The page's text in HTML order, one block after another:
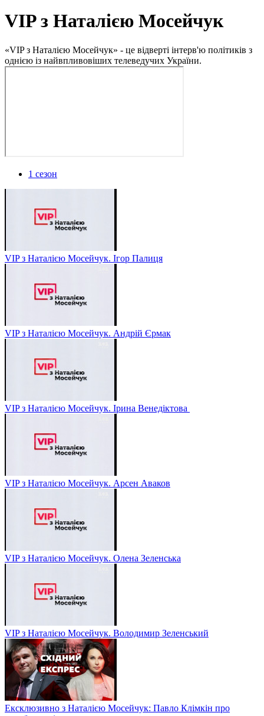
VIP з Наталією Мосейчук
«VIP з Наталією Мосейчук» - це відверті інтерв'ю політиків з
однією із найвпливовіших телеведучих України.
1 сезон
VIP з Наталією Мосейчук. Ігор Палиця
VIP з Наталією Мосейчук. Андрій Єрмак
VIP з Наталією Мосейчук. Ірина Венедіктова
VIP з Наталією Мосейчук. Арсен Аваков
VIP з Наталією Мосейчук. Олена Зеленська
VIP з Наталією Мосейчук. Володимир Зеленський
Ексклюзивно з Наталією Мосейчук: Павло Клімкін про